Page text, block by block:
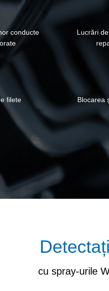
conducte
Lucrări
filete Blocarea
cu spray-urile